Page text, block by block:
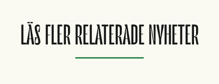
LÄS FLER RELATERADE NYHETER